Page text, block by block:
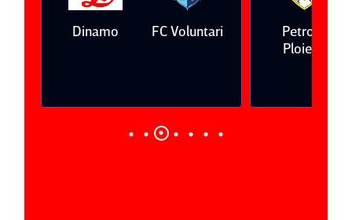
Dinamo FC Voluntari
Petrolul
Ploieşti